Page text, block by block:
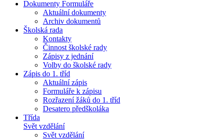
Dokumenty Formuláře
Aktuální dokumenty
Archiv dokumentů
Školská rada
Kontakty
Činnost školské rady
Zápisy z jednání
Volby do školské rady
Zápis do 1. tříd
Aktuální zápis
Formuláře k zápisu
Rozřazení žáků do 1. tříd
Desatero předškoláka
Třída
Svět vzdělání
Svět vzdělání